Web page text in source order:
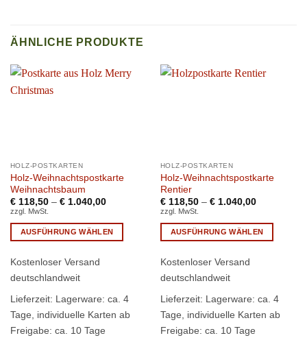
ÄHNLICHE PRODUKTE
HOLZ-POSTKARTEN
Holz-Weihnachtspostkarte
Weihnachtsbaum
€118,50– €1.040,00
zzgl. MwSt.
AUSFÜHRUNG WÄHLEN
Produkt
weist
Varianten
auf.
Die
Kostenloser Versand
deutschlandweit
Lieferzeit: Lagerware: ca. 4
Tage, individuelle Karten ab
Freigabe: ca. 10 Tage
HOLZ-POSTKARTEN
Holz-Weihnachtspostkarte
Rentier
€118,50– €1.040,00
zzgl. MwSt.
AUSFÜHRUNG WÄHLEN
Produkt
weist
Varianten
auf.
Die
Kostenloser Versand
deutschlandweit
Lieferzeit: Lagerware: ca. 4
Tage, individuelle Karten ab
Freigabe: ca. 10 Tage